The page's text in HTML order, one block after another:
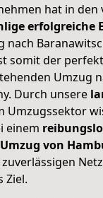
hat in den
erfolgreiche
nach
somit der
Umzug
Durch unsere
Umzugssektor
einem
von
Ziel.